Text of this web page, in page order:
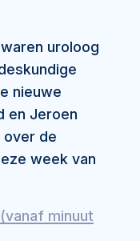
uroloog
nieuwe
en Jeroen
over de
week van
minuut